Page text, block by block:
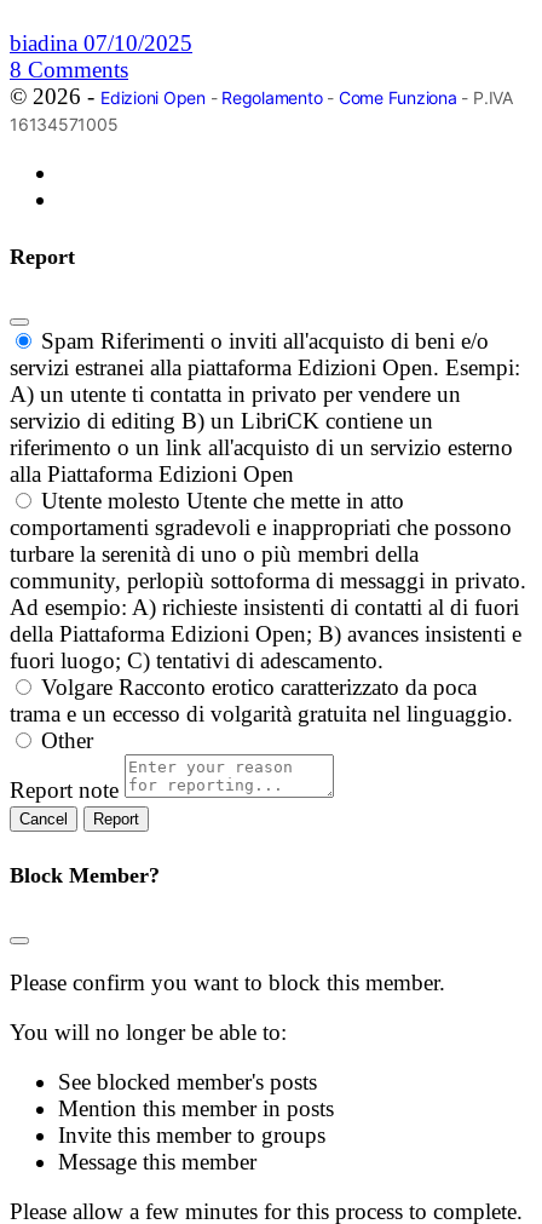
biadina 07/10/2025
8 Comments
© 2026 - Edizioni Open- Regolamento- Come Funziona - P.IVA
16134571005
Report
Spam Riferimenti o inviti all'acquisto di beni e/o
servizi estranei alla piattaforma Edizioni Open. Esempi:
A) un utente ti contatta in privato per vendere un
servizio di editing B) un LibriCK contiene un
riferimento o un link all'acquisto di un servizio esterno
alla Piattaforma Edizioni Open
Utente molesto Utente che mette in atto
comportamenti sgradevoli e inappropriati che possono
turbare la serenità di uno o più membri della
community, perlopiù sottoforma di messaggi in privato.
Ad esempio: A) richieste insistenti di contatti al di fuori
della Piattaforma Edizioni Open; B) avances insistenti e
fuori luogo; C) tentativi di adescamento.
Volgare Racconto erotico caratterizzato da poca
trama e un eccesso di volgarità gratuita nel linguaggio.
Other
Report note
Report
Block Member?
Please confirm you want to block this member.
You will no longer be able to:
See blocked member's posts
Mention this member in posts
Invite this member to groups
Message this member
Please allow a few minutes for this process to complete.